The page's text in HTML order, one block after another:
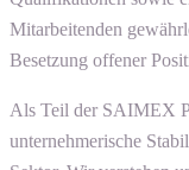
Mitarbeitenden
Besetzung offener
Als Teil der SAIMEX
unternehmerische